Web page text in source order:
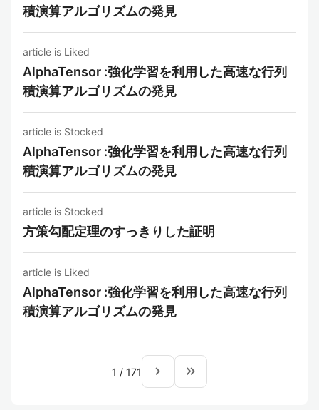
積演算アルゴリズムの発見
article is Liked
AlphaTensor :強化学習を利用した高速な行列
積演算アルゴリズムの発見
article is Stocked
AlphaTensor :強化学習を利用した高速な行列
積演算アルゴリズムの発見
article is Stocked
方策勾配定理のすっきりした証明
article is Liked
AlphaTensor :強化学習を利用した高速な行列
積演算アルゴリズムの発見
1 / 171 navigate_next keyboard_double_arrow_right